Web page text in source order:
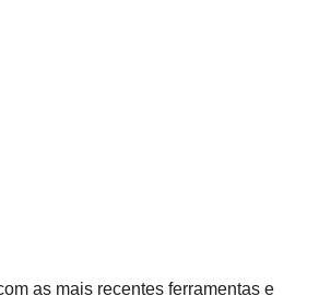
as mais recentes ferramentas e